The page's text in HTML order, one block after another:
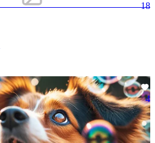
18
4